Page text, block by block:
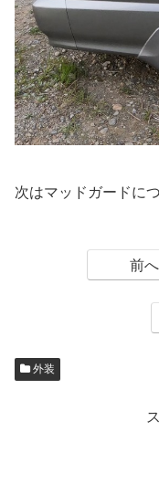
次はマッドガードに
前へ
外装